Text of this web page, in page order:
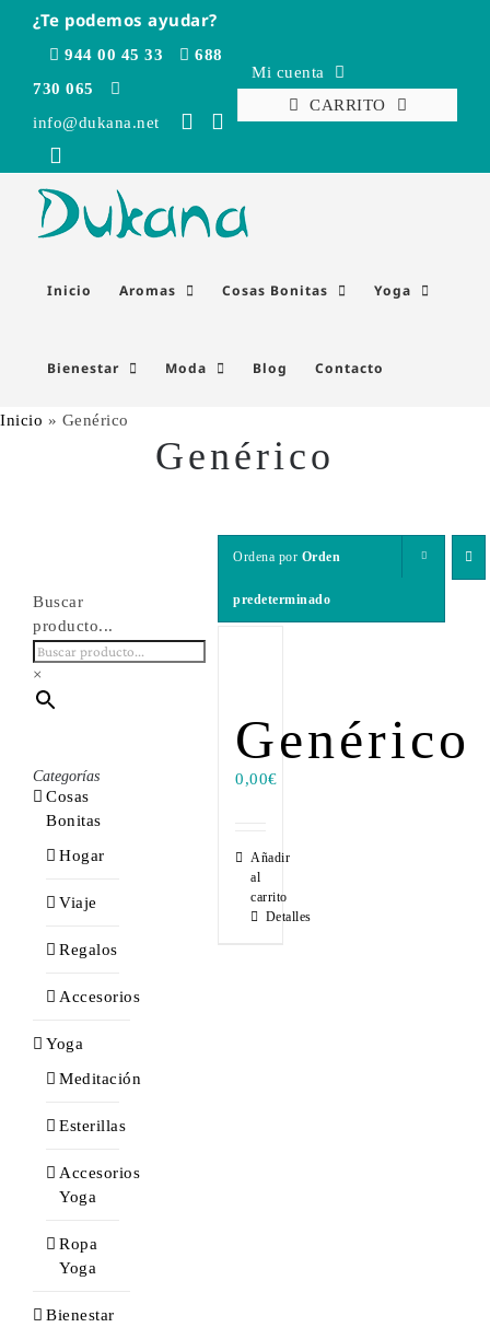
contenido
¿Te podemos ayudar?
944 00 45 33
688
730 065
info@dukana.net
Mi cuenta
CARRITO
Inicio Aromas Cosas Bonitas Yoga
Bienestar Moda Blog Contacto
Inicio » Genérico
Genérico
Ordena por Orden
predeterminado
Genérico
0,00€
Añadir
al
carrito
Detalles
Buscar
producto...
×
Categorías
Cosas
Bonitas
Hogar
Viaje
Regalos
Accesorios
Yoga
Meditación
Esterillas
Accesorios
Yoga
Ropa
Yoga
Bienestar